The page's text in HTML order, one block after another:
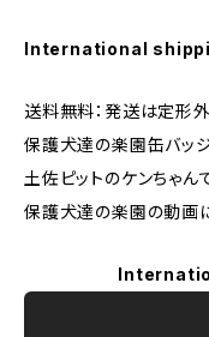
International
送料無料：発送は定形
保護犬達の楽園缶バッ
土佐ピットのケンちゃんで
保護犬達の楽園の動画